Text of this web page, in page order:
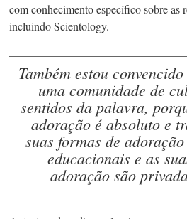
com conhecimento específico sobre as
incluindo Scientology.
Também estou
uma comunidade de
sentidos da palavra,
adoração é absoluto e
suas formas de
educacionais e as
adoração são